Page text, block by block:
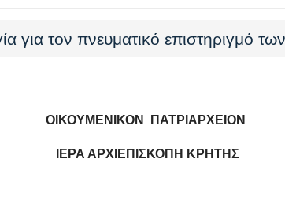
για τον πνευματικό επιστηριγμό
ΟΙΚΟΥΜΕΝΙΚΟΝ ΠΑΤΡΙΑΡΧΕΙΟΝ
ΙΕΡΑ ΑΡΧΙΕΠΙΣΚΟΠΗ ΚΡΗΤΗΣ